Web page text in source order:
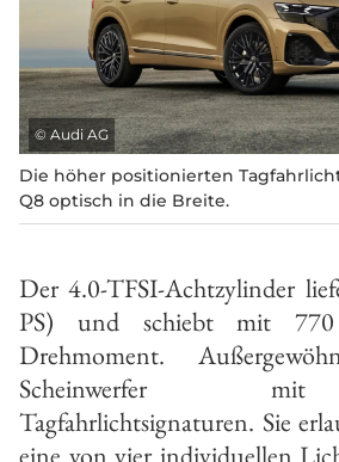
© Audi AG
Die höher positionierten
Q8 optisch in die Breite.
Der 4.0-TFSI-Achtzylinder
PS) und schiebt mit 770
Drehmoment.
Scheinwerfer
Tagfahrlichtsignaturen. Sie
eine von vier individuellen